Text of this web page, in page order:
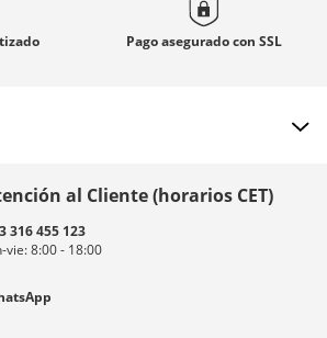
Pago asegurado con SSL
Österreich
al Cliente (horarios CET)
316 455 123
vie: 8:00 - 18:00